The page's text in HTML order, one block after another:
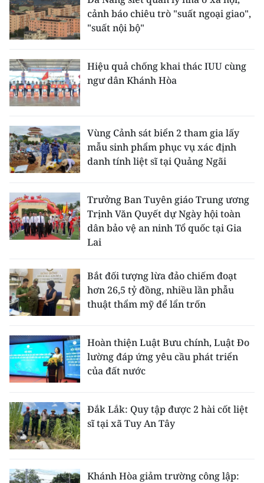
cảnh báo chiêu trò "suất ngoại giao",
"suất nội bộ"
Hiệu quả chống khai thác IUU cùng
ngư dân Khánh Hòa
Vùng Cảnh sát biển 2 tham gia lấy
mẫu sinh phẩm phục vụ xác định
danh tính liệt sĩ tại Quảng Ngãi
Trưởng Ban Tuyên giáo Trung ương
Trịnh Văn Quyết dự Ngày hội toàn
dân bảo vệ an ninh Tổ quốc tại Gia
Lai
Bắt đối tượng lừa đảo chiếm đoạt
hơn 26,5 tỷ đồng, nhiều lần phẫu
thuật thẩm mỹ để lẩn trốn
Hoàn thiện Luật Bưu chính, Luật Đo
lường đáp ứng yêu cầu phát triển
của đất nước
Đắk Lắk: Quy tập được 2 hài cốt liệt
sĩ tại xã Tuy An Tây
Khánh Hòa giảm trường công lập: